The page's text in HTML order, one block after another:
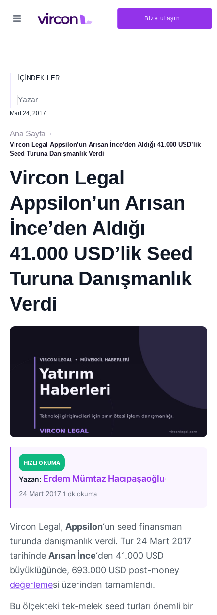
Bize ulaşın
İÇINDEKILER
Yazar
Mart 24, 2017
Ana Sayfa
›
Vircon Legal Appsilon’un Arısan İnce’den Aldığı 41.000 USD’lik
Seed Turuna Danışmanlık Verdi
Vircon Legal
Appsilon’un Arısan
İnce’den Aldığı
41.000 USD’lik Seed
Turuna Danışmanlık
Verdi
HIZLI OKUMA
Yazan: Erdem Mümtaz Hacıpaşaoğlu·
24 Mart 2017·1 dk okuma
Vircon Legal, Appsilon‘un seed finansman
turunda danışmanlık verdi. Tur 24 Mart 2017
tarihinde Arısan İnce‘den 41.000 USD
büyüklüğünde, 693.000 USD post-money
değerlemesi üzerinden tamamlandı.
Bu ölçekteki tek-melek seed turları önemli bir